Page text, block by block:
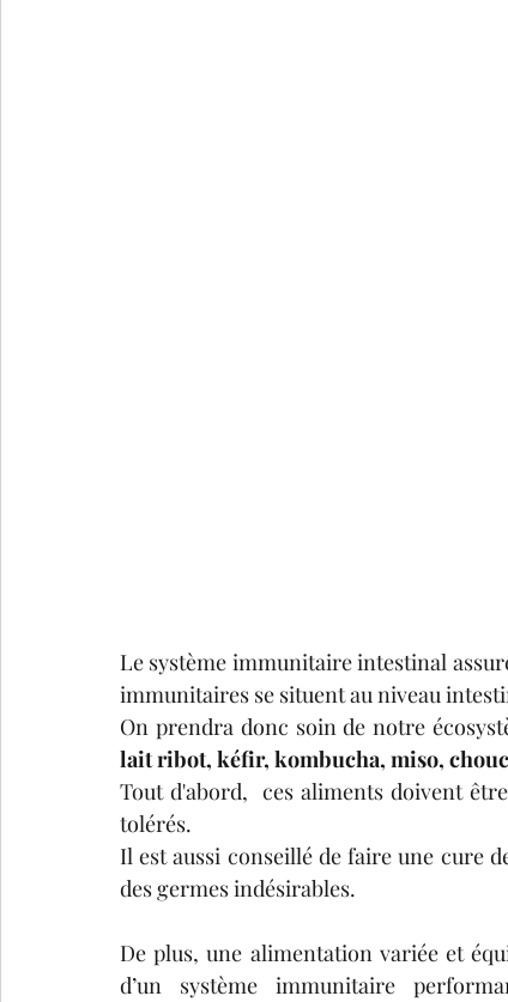
Le système immunitaire intestinal
immunitaires se situent au niveau
On prendra donc soin de notre
lait ribot, kéfir, kombucha, miso,
Tout d'abord,  ces aliments doivent
tolérés.
Il est aussi conseillé de faire une cure
des germes indésirables.
De plus, une alimentation variée et
d’un système immunitaire